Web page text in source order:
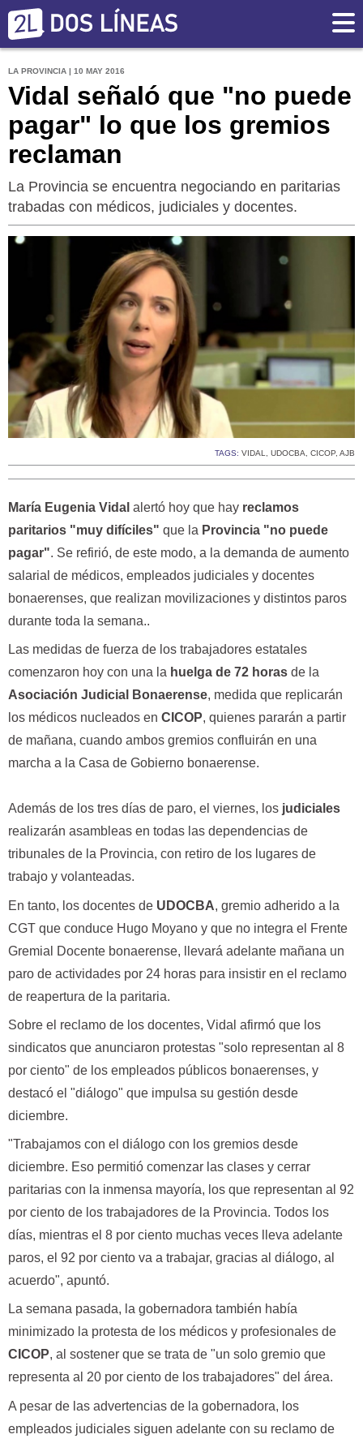
LA PROVINCIA | 10 MAY 2016
Vidal señaló que "no puede
pagar" lo que los gremios
reclaman
La Provincia se encuentra negociando en paritarias
trabadas con médicos, judiciales y docentes.
TAGS: VIDAL, UDOCBA, CICOP, AJB
María Eugenia Vidal alertó hoy que hay reclamos
paritarios "muy difíciles" que la Provincia "no puede
pagar". Se refirió, de este modo, a la demanda de aumento
salarial de médicos, empleados judiciales y docentes
bonaerenses, que realizan movilizaciones y distintos paros
durante toda la semana..
Las medidas de fuerza de los trabajadores estatales
comenzaron hoy con una la huelga de 72 horas de la
Asociación Judicial Bonaerense, medida que replicarán
los médicos nucleados en CICOP, quienes pararán a partir
de mañana, cuando ambos gremios confluirán en una
marcha a la Casa de Gobierno bonaerense.
Además de los tres días de paro, el viernes, los judiciales
realizarán asambleas en todas las dependencias de
tribunales de la Provincia, con retiro de los lugares de
trabajo y volanteadas.
En tanto, los docentes de UDOCBA, gremio adherido a la
CGT que conduce Hugo Moyano y que no integra el Frente
Gremial Docente bonaerense, llevará adelante mañana un
paro de actividades por 24 horas para insistir en el reclamo
de reapertura de la paritaria.
Sobre el reclamo de los docentes, Vidal afirmó que los
sindicatos que anunciaron protestas "solo representan al 8
por ciento" de los empleados públicos bonaerenses, y
destacó el "diálogo" que impulsa su gestión desde
diciembre.
"Trabajamos con el diálogo con los gremios desde
diciembre. Eso permitió comenzar las clases y cerrar
paritarias con la inmensa mayoría, los que representan al 92
por ciento de los trabajadores de la Provincia. Todos los
días, mientras el 8 por ciento muchas veces lleva adelante
paros, el 92 por ciento va a trabajar, gracias al diálogo, al
acuerdo", apuntó.
La semana pasada, la gobernadora también había
minimizado la protesta de los médicos y profesionales de
CICOP, al sostener que se trata de "un solo gremio que
representa al 20 por ciento de los trabajadores" del área.
A pesar de las advertencias de la gobernadora, los
empleados judiciales siguen adelante con su reclamo de